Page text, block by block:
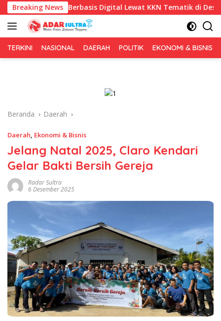
Langsung
ke
konten
Breaking News
Berbasis Digital Lewat KKN Tematik di Desa Alebo
TERKINI NASIONAL DAERAH POLITIK EKONOMI & BISNIS
Beranda Daerah
Daerah, Ekonomi & Bisnis
Jelang Natal 2025, Claro Kendari
Gelar Bakti Bersih Gereja
Radar Sultra
6 Desember 2025